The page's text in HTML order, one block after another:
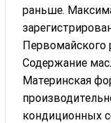
раньше.
Первомайского
Содержание
Материнская
кондиционных